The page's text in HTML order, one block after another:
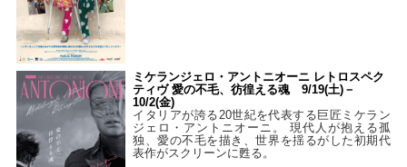
ミケランジェロ・アントニオーニ レトロスペク
ティヴ 愛の不毛、彷徨える魂 9/19(土)－
10/2(金)
イタリアが誇る20世紀を代表する巨匠ミケラン
ジェロ・アントニオーニ。 現代人が抱える孤
独、愛の不毛を描き、世界を揺るがした初期代
表作がスクリーンに甦る。